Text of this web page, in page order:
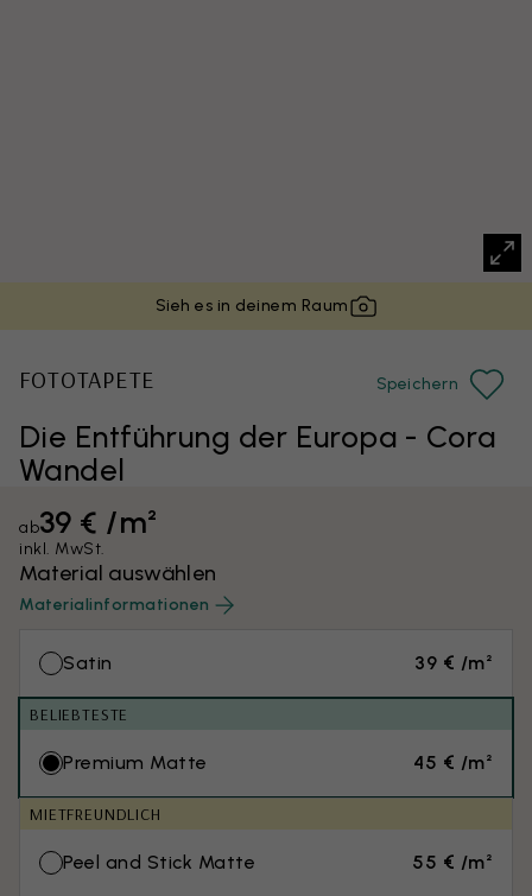
Sieh es in deinem Raum
Die Entführung der Europa - Cora
Wandel
FOTOTAPETE Speichern
ab39 € /m²
inkl. MwSt.
Material auswählen
Materialinformationen
Satin 39 € /m²
BELIEBTESTE
Premium Matte 45 € /m²
MIETFREUNDLICH
Peel and Stick Matte 55 € /m²